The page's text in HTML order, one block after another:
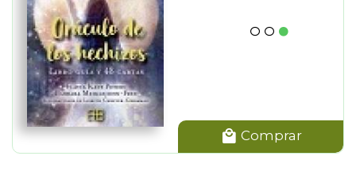
Comprar